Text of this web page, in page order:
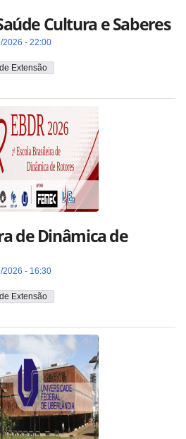
Cultura e Saberes
- 22:00
Extensão
de Dinâmica de
- 16:30
Extensão